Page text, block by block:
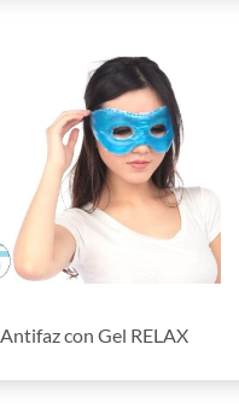
Antifaz con Gel RELAX